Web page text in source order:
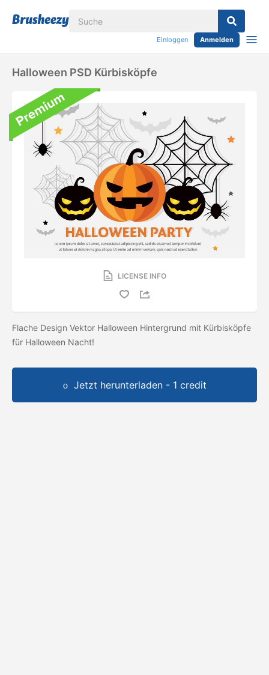
Einloggen Anmelden
Halloween PSD Kürbisköpfe
LICENSE INFO
Flache Design Vektor Halloween Hintergrund mit Kürbisköpfe
für Halloween Nacht!
Jetzt herunterladen - 1 credit